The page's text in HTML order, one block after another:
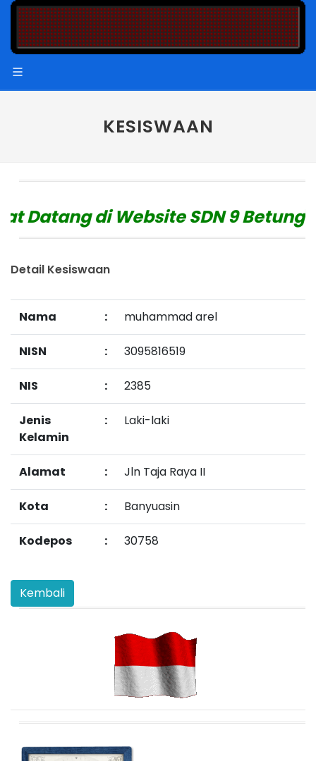
KESISWAAN
Datang di Website SDN 9 Betung"
Detail Kesiswaan
Nama : muhammad arel
NISN : 3095816519
NIS : 2385
Jenis
Kelamin
: Laki-laki
Alamat : Jln Taja Raya II
Kota : Banyuasin
Kodepos : 30758